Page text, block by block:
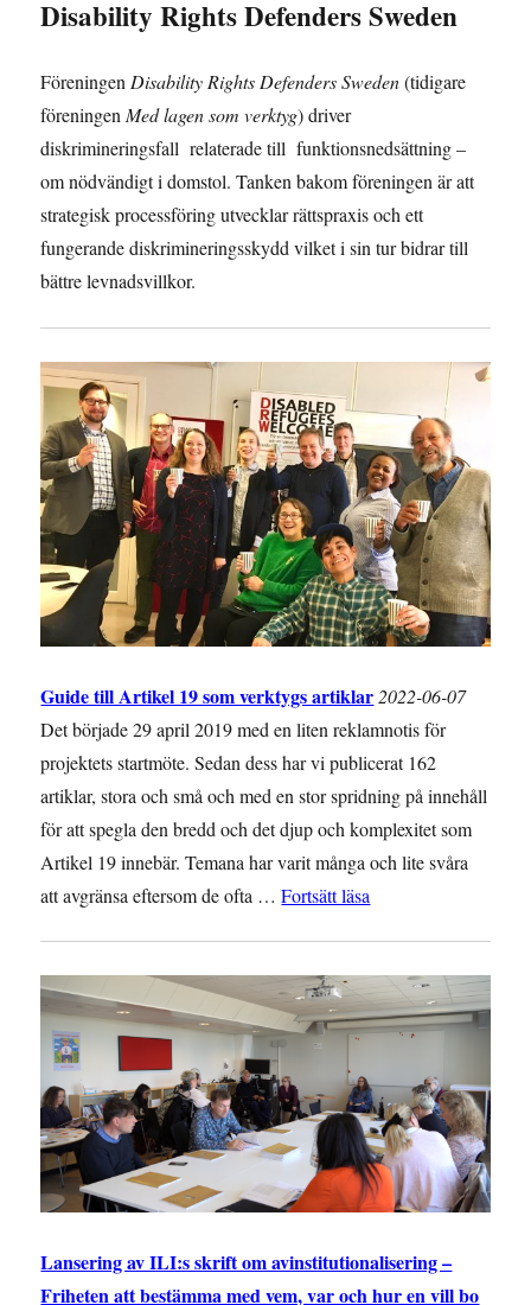
Disability Rights Defenders Sweden
Föreningen Disability Rights Defenders Sweden(tidigare
föreningen Med lagen som verktyg) driver
diskrimineringsfall relaterade till funktionsnedsättning –
om nödvändigt i domstol. Tanken bakom föreningen är att
strategisk processföring utvecklar rättspraxis och ett
fungerande diskrimineringsskydd vilket i sin tur bidrar till
bättre levnadsvillkor.
Guide till Artikel 19 som verktygs artiklar 2022-06-07
Det började 29 april 2019 med en liten reklamnotis för
projektets startmöte. Sedan dess har vi publicerat 162
artiklar, stora och små och med en stor spridning på innehåll
för att spegla den bredd och det djup och komplexitet som
Artikel 19 innebär. Temana har varit många och lite svåra
att avgränsa eftersom de ofta …Fortsätt läsa
Lansering av ILI:s skrift om avinstitutionalisering –
Friheten att bestämma med vem, var och hur en vill bo